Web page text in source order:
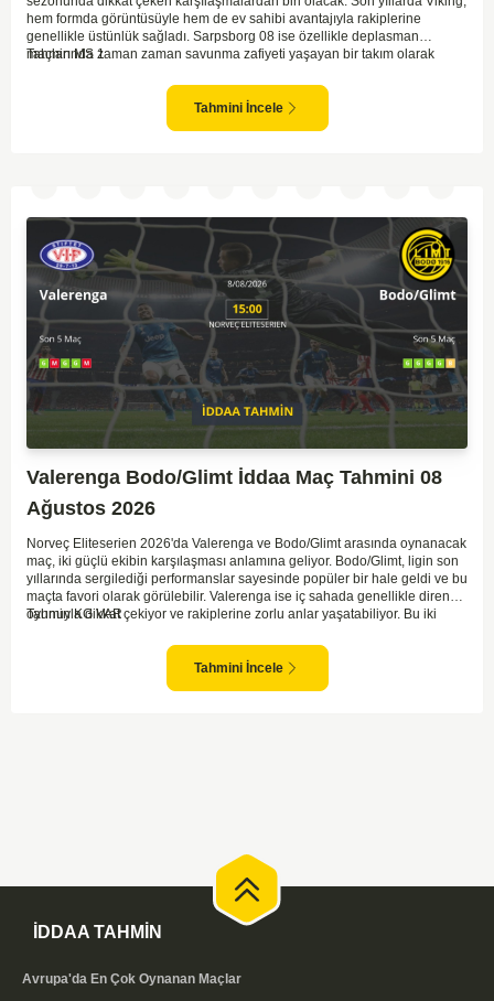
hem formda görüntüsüyle hem de ev sahibi avantajıyla rakiplerine
genellikle üstünlük sağladı. Sarpsborg 08 ise özellikle deplasman
maçlarında zaman zaman savunma zafiyeti yaşayan bir takım olarak
yapıyor. Sarpsborg'un ise sürpriz yapabilme potansiyeli olsa da,
genellikle güçlü rakipler karşısında tutunmakta zorlandıkları biliniyor. Bu
doğrultuda, Viking'in galibiyete yakın olabileceği bir maç beklenebilir.
Tahmin MS 1
Tahmini İncele
Valerenga Bodo/Glimt İddaa Maç Tahmini 08
Ağustos 2026
Norveç Eliteserien 2026'da Valerenga ve Bodo/Glimt arasında oynanacak
maç, iki güçlü ekibin karşılaşması anlamına geliyor. Bodo/Glimt, ligin son
yıllarında sergilediği performanslar sayesinde popüler bir hale geldi ve bu
maçta favori olarak görülebilir. Valerenga ise iç sahada genellikle dirençli
oyunuyla dikkat çekiyor ve rakiplerine zorlu anlar yaşatabiliyor. Bu iki
karşılaşmalara tanık olabiliyoruz. Taraftar desteğini arkasına alarak
sahasında etkili performans sergileyen Valerenga, Bodo/Glimt karşısında
gol bulmakta zorlanmayabilir. Aynı şekilde, Bodo/Glimt'in de hücum gücü
Tahmin KG VAR
Tahmini İncele
İDDAA TAHMİN
Avrupa'da En Çok Oynanan Maçlar